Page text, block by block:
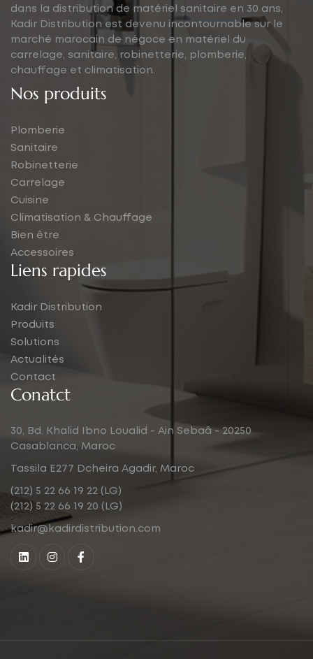
dans la distribution de matériel sanitaire en 30 ans,
Kadir Distribution est devenu incontournable sur le
marché marocain de négoce en matériel du
carrelage, sanitaire, robinetterie, plomberie,
chauffage et climatisation.
Nos produits
Plomberie
Sanitaire
Robinetterie
Carrelage
Cuisine
Climatisation & Chauffage
Bien être
Accessoires
Liens rapides
Kadir Distribution
Produits
Solutions
Actualités
Contact
Conatct
30, Bd. Khalid Ibno Loualid - Ain Sebaâ - 20250
Casablanca, Maroc
Tassila E277 Dcheira Agadir, Maroc
(212) 5 22 66 19 22 (LG)
(212) 5 22 66 19 20 (LG)
kadir@kadirdistribution.com